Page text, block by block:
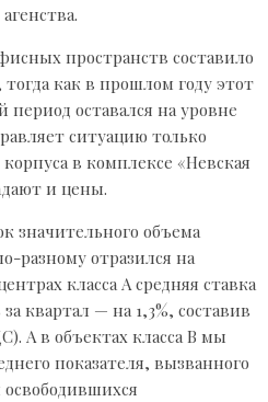
пространств составило
как в прошлом году этот
период оставался на уровне
ситуацию только
в комплексе «Невская
и цены.
значительного объема
разному отразился на
класса А средняя ставка
квартал — на 1,3%, составив
А в объектах класса B мы
показателя, вызванного